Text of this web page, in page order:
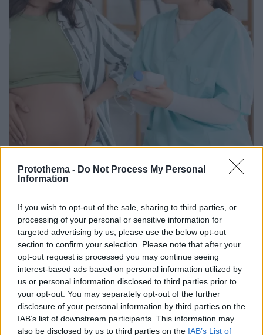
Protothema - Do Not Process My Personal
Information
If you wish to opt-out of the sale, sharing to third parties, or
processing of your personal or sensitive information for
targeted advertising by us, please use the below opt-out
section to confirm your selection. Please note that after your
opt-out request is processed you may continue seeing
interest-based ads based on personal information utilized by
us or personal information disclosed to third parties prior to
your opt-out. You may separately opt-out of the further
disclosure of your personal information by third parties on the
IAB’s list of downstream participants. This information may
also be disclosed by us to third parties on the IAB’s List of
Γεωργιάδης: Δεν πρόκειται να αλλάξει τίποτα για τις
Τις τελευταίες ημέρες υπήρξαν αντιδράσεις για το
καθηκοντολόγιο που φερόταν να εξετάζει το
υπουργείο Υγείας και απαγορεύει την αυτόνομη
διενέργεια φυσιολογικού τοκετού από μαίες στην
Πρωτοβάθμια Φροντίδα Υγείας
03.02.2026, 11:43 1